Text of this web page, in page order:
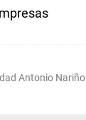
Antonio Nariño